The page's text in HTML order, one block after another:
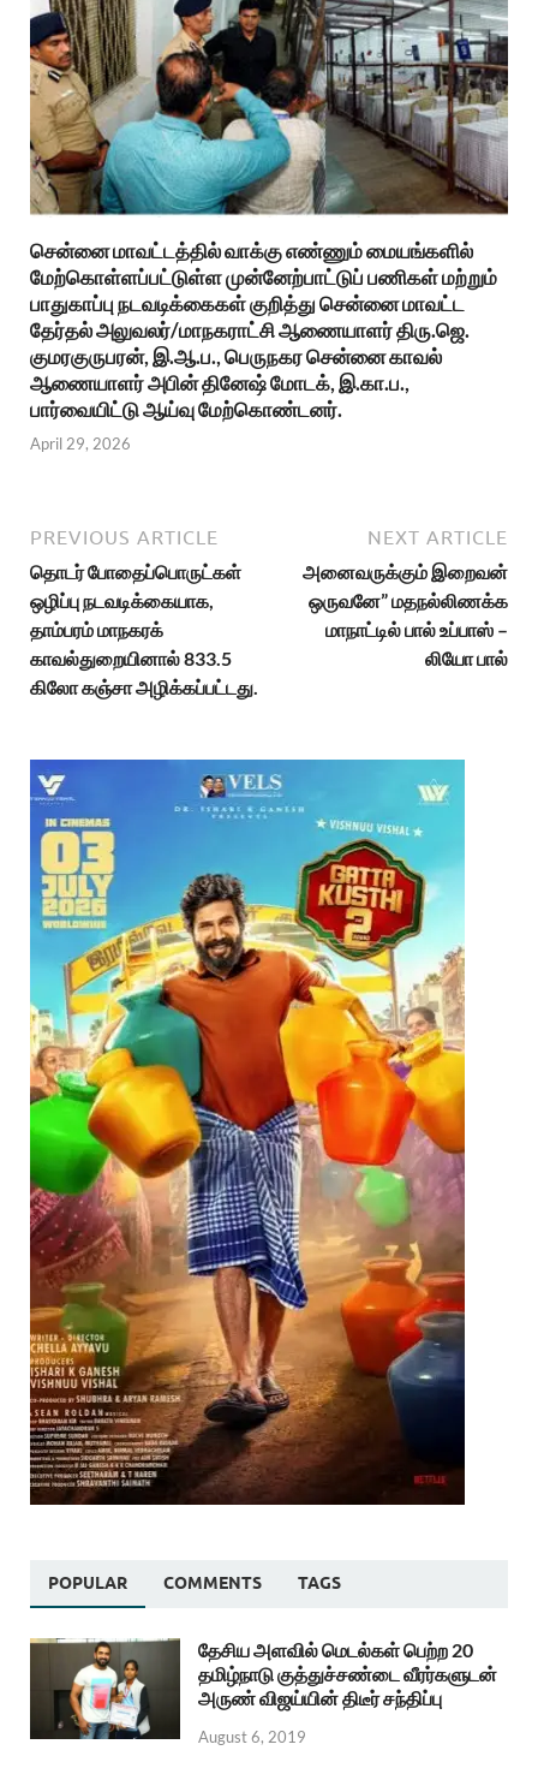
சென்னை மாவட்டத்தில் வாக்கு எண்ணும் மையங்களில்
மேற்கொள்ளப்பட்டுள்ள முன்னேற்பாட்டுப் பணிகள் மற்றும்
பாதுகாப்பு நடவடிக்கைகள் குறித்து சென்னை மாவட்ட
தேர்தல் அலுவலர்/மாநகராட்சி ஆணையாளர் திரு.ஜெ.
குமரகுருபரன், இ.ஆ.ப., பெருநகர சென்னை காவல்
ஆணையாளர் அபின் தினேஷ் மோடக், இ.கா.ப.,
பார்வையிட்டு ஆய்வு மேற்கொண்டனர்.
April 29, 2026
PREVIOUS ARTICLE
தொடர் போதைப்பொருட்கள்
ஒழிப்பு நடவடிக்கையாக,
தாம்பரம் மாநகரக்
காவல்துறையினால் 833.5
கிலோ கஞ்சா அழிக்கப்பட்டது.
NEXT ARTICLE
அனைவருக்கும் இறைவன்
ஒருவனே” மதநல்லிணக்க
மாநாட்டில் பால் உப்பாஸ் –
லியோ பால்
POPULAR COMMENTS TAGS
தேசிய அளவில் மெடல்கள் பெற்ற 20
தமிழ்நாடு குத்துச்சண்டை வீரர்களுடன்
அருண் விஜய்யின் திடீர் சந்திப்பு
August 6, 2019